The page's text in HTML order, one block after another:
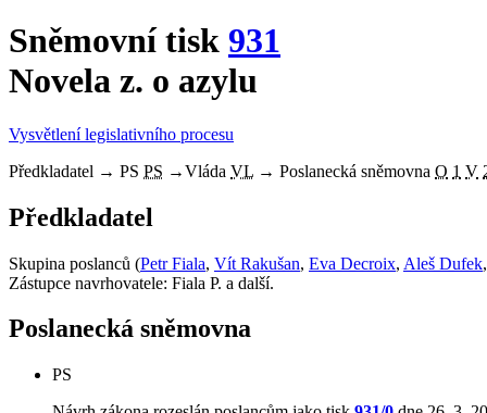
Sněmovní tisk 931
Novela z. o azylu
Vysvětlení legislativního procesu
Předkladatel → PS PS →Vláda VL → Poslanecká sněmovna O 1 V
Předkladatel
Skupina poslanců (Petr Fiala, Vít Rakušan, Eva Decroix, Aleš Dufek
Zástupce navrhovatele: Fiala P. a další.
Poslanecká sněmovna
PS